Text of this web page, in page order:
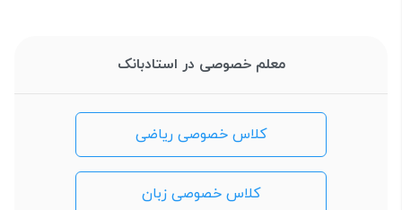
معلم خصوصی در استادبانک
کلاس خصوصی ریاضی
کلاس خصوصی زبان